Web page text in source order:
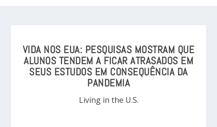
VIDA NOS EUA: PESQUISAS MOSTRAM QUE
ALUNOS TENDEM A FICAR ATRASADOS EM
SEUS ESTUDOS EM CONSEQUÊNCIA DA
PANDEMIA
Living in the U.S.